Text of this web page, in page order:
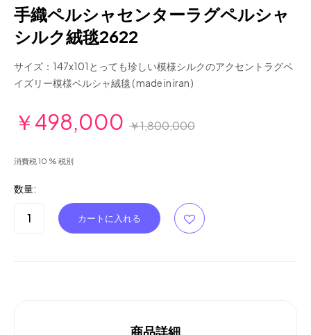
手織ペルシャセンターラグペルシャ
シルク絨毯2622
サイズ：147x101とっても珍しい模様シルクのアクセントラグペ
イズリー模様ペルシャ絨毯 ( made in iran )
￥498,000 ￥1,800,000
消費税 10 % 税別
数量:
商品詳細